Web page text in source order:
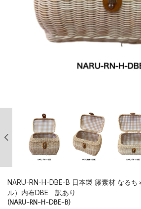
NARU-RN-H-DBE-B 日本製 籐素材 なるち
ル）内布DBE 訳あり
(NARU-RN-H-DBE-B)